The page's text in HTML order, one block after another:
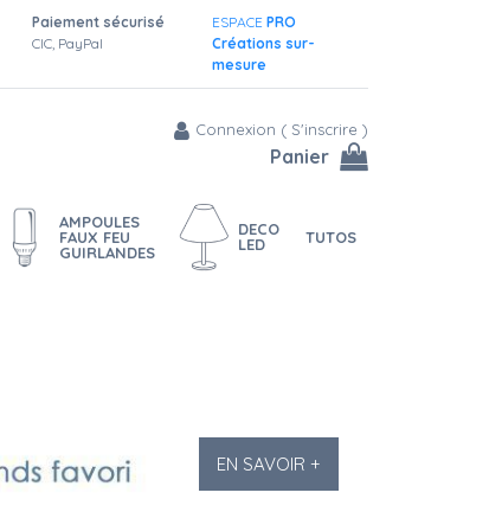
Paiement sécurisé
CIC, PayPal
ESPACE PRO
Créations sur-
mesure
Connexion ( S'inscrire )
Panier
AMPOULES
FAUX FEU
GUIRLANDES
DECO
LED
TUTOS
EN SAVOIR +